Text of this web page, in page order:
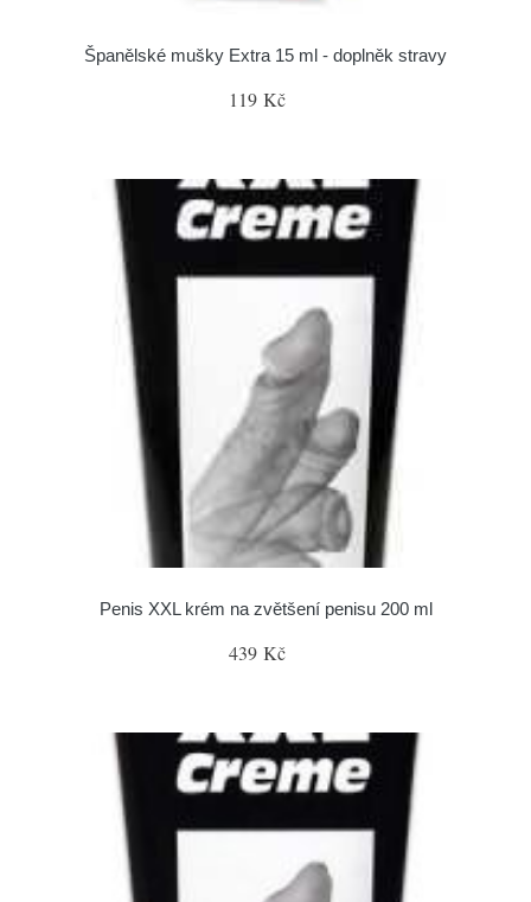
Španělské mušky Extra 15 ml - doplněk stravy
119 Kč
Penis XXL krém na zvětšení penisu 200 ml
439 Kč